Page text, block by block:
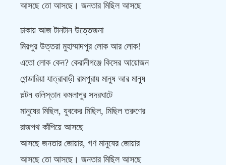
আসছে তো আসছে। জনতার মিছিল আসছে
ঢাকায় আজ টানটান উত্তেজনা
মিরপুর উত্তরা মুহাম্মাদপুর লোক আর লোক!
এতো লোক কেন? কেরানীগঞ্জে কিসের আয়োজন
গেন্ডারিয়া যাত্রাবাড়ী রামপুরায় মানুষ আর মানুষ
পল্টন গুলিস্তান কমলাপুর সদরঘাটে
মানুষের মিছিল, যুবকের মিছিল, মিছিল তরুণের
রাজপথ কাঁপিয়ে আসছে
আসছে জনতার জোয়ার, গণ মানুষের জোয়ার
আসছে তো আসছে। জনতার মিছিল আসছে